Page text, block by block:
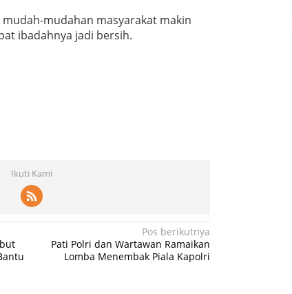
mudahan masyarakat makin
ibadahnya jadi bersih.
Ikuti Kami
Pos berikutnya
Pati Polri dan Wartawan Ramaikan
Lomba Menembak Piala Kapolri